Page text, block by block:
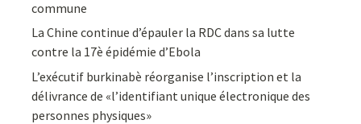
commune
La Chine continue d’épauler la RDC dans sa lutte
contre la 17è épidémie d’Ebola
L’exécutif burkinabè réorganise l’inscription et la
délivrance de «l’identifiant unique électronique des
personnes physiques»